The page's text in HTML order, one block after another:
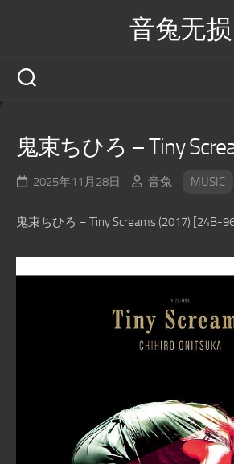
音兔无损
鬼束ちひろ – Tiny
2025年11月28日 音兔 MUSIC
鬼束ちひろ – Tiny Screams (2017) [24B-